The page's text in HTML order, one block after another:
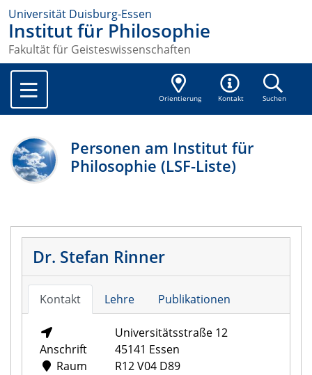
Universität Duisburg-Essen
Institut für Philosophie
Fakultät für Geisteswissenschaften
Orientierung Kontakt Suchen
Personen am Institut für
Philosophie (LSF-Liste)
Dr. Stefan Rinner
Kontakt Lehre Publikationen
Anschrift
Universitätsstraße 12
45141 Essen
Raum
R12 V04 D89